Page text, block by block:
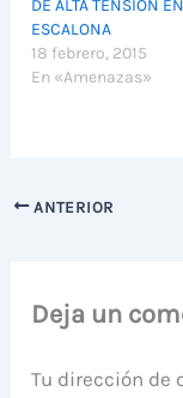
DE ALTA TENSIÓN EN
ESCALONA
18 febrero, 2015
En «Amenazas»
ANTERIOR
Deja un
Tu dirección de